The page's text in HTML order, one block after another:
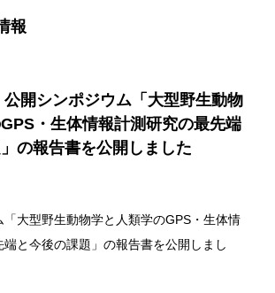
報
開シンポジウム「大型野生動物
・生体情報計測研究の最先端
の報告書を公開しました
大型野生動物学と人類学のGPS・生体情
と今後の課題」の報告書を公開しまし